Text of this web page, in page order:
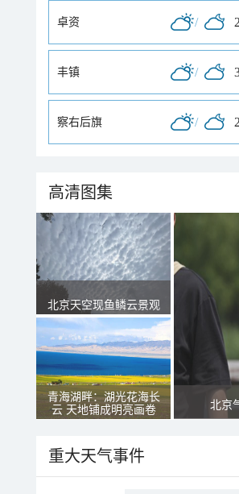
卓资 /
丰镇 /
察右后旗 /
高清图集
北京天空现鱼鳞云景观
青海湖畔：湖光花海长
云 天地铺成明亮画卷
北京
重大天气事件